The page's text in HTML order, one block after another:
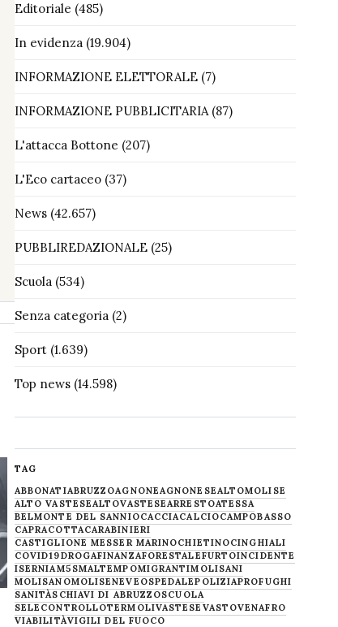
Editoriale (485)
In evidenza(19.904)
INFORMAZIONE ELETTORALE(7)
INFORMAZIONE PUBBLICITARIA(87)
L'attacca Bottone (207)
L'Eco cartaceo(37)
News(42.657)
PUBBLIREDAZIONALE(25)
Scuola(534)
Senza categoria(2)
Sport(1.639)
Top news(14.598)
TAG
ABBONATIABRUZZOAGNONEAGNONESEALTOMOLISE
ALTO VASTESEALTOVASTESEARRESTOATESSA
BELMONTE DEL SANNIOCACCIACALCIOCAMPOBASSO
CAPRACOTTACARABINIERI
CASTIGLIONE MESSER MARINOCHIETINOCINGHIALI
COVID19DROGAFINANZAFORESTALEFURTOINCIDENTE
ISERNIAM5SMALTEMPOMIGRANTIMOLISANI
MOLISANOMOLISENEVE OSPEDALEPOLIZIAPROFUGHI
SANITÀSCHIAVI DI ABRUZZOSCUOLA
SELECONTROLLOTERMOLIVASTESE VASTOVENAFRO
VIABILITÀVIGILI DEL FUOCO